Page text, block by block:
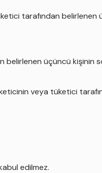
tarafından belirlenen
üçüncü kişinin
veya tüketici
edilmez.